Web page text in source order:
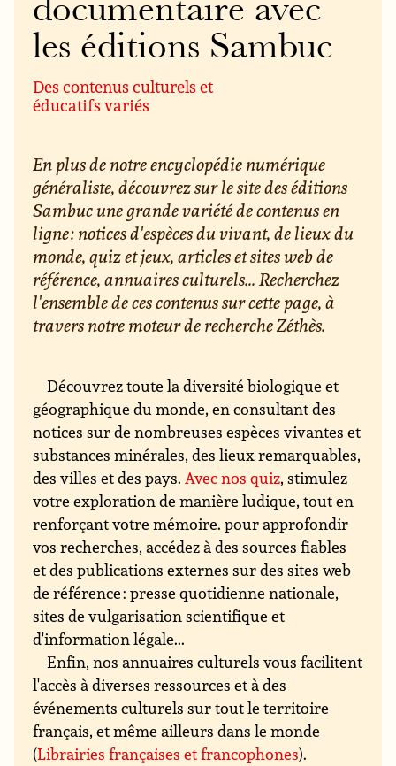
documentaire avec
les éditions Sambuc
Des contenus culturels et
éducatifs variés
En plus de notre encyclopédie numérique
généraliste, découvrez sur le site des éditions
Sambuc une grande variété de contenus en
ligne : notices d'espèces du vivant, de lieux du
monde, quiz et jeux, articles et sites web de
référence, annuaires culturels... Recherchez
l'ensemble de ces contenus sur cette page, à
travers notre moteur de recherche Zéthès.
Découvrez toute la diversité biologique et
géographique du monde, en consultant des
notices sur de nombreuses espèces vivantes et
substances minérales, des lieux remarquables,
des villes et des pays.Avec nos quiz, stimulez
votre exploration de manière ludique, tout en
renforçant votre mémoire. pour approfondir
vos recherches, accédez à des sources fiables
et des publications externes sur des sites web
de référence : presse quotidienne nationale,
sites de vulgarisation scientifique et
d'information légale...
Enfin, nos annuaires culturels vous facilitent
l'accès à diverses ressources et à des
événements culturels sur tout le territoire
français, et même ailleurs dans le monde
(Librairies françaises et francophones).